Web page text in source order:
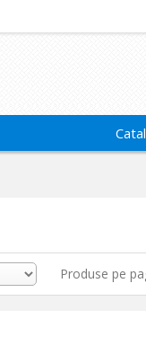
Produse pe